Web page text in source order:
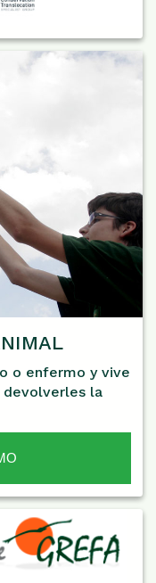
o enfermo y vive
devolverles la